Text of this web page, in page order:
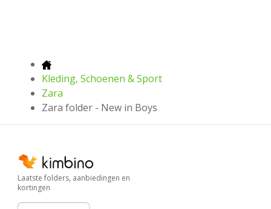
Kleding, Schoenen & Sport
Zara
Zara folder - New in Boys
Laatste folders, aanbiedingen en
kortingen